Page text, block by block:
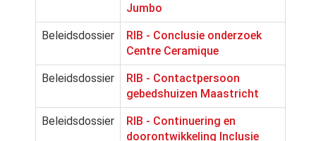
Jumbo
Beleidsdossier
RIB - Conclusie onderzoek
Centre Ceramique
Beleidsdossier
RIB - Contactpersoon
gebedshuizen Maastricht
Beleidsdossier
RIB - Continuering en
doorontwikkeling Inclusie